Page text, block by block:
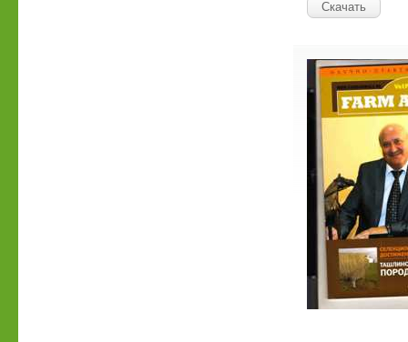
Скачать